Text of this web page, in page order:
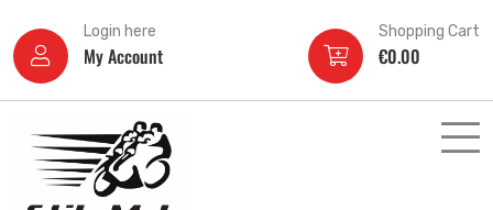
Login here
My Account
Shopping Cart
€0.00